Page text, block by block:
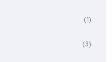
(1)
(3)